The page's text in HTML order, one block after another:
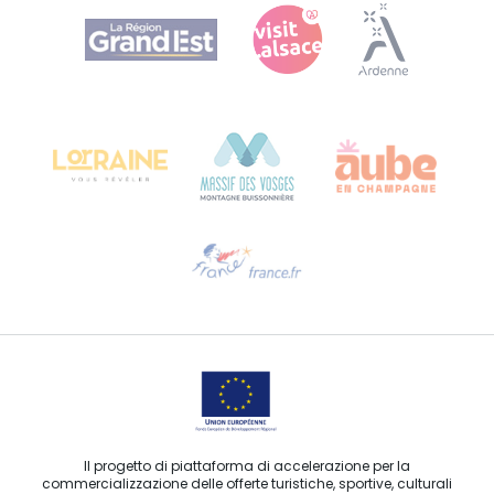
Agence Régionale du Tourisme Grand Est
Bureau de Colmar (sede operativa)
Contattaci per e-mail
Il progetto di piattaforma di accelerazione per la
commercializzazione delle offerte turistiche, sportive, culturali